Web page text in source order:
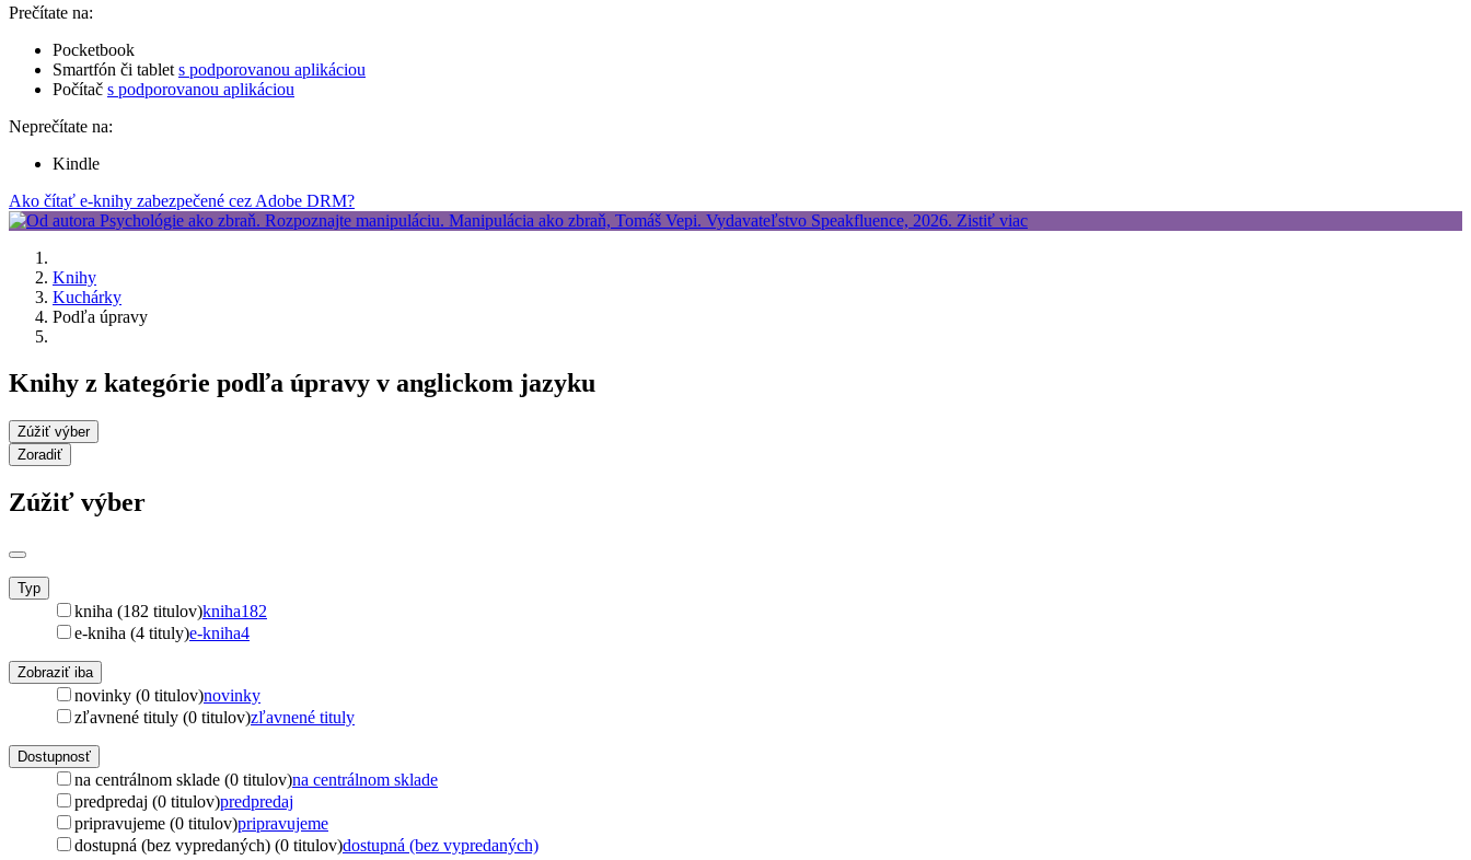
Prečítate na:
Pocketbook
Smartfón či tablet s podporovanou aplikáciou
Počítač s podporovanou aplikáciou
Neprečítate na:
Kindle
Ako čítať e-knihy zabezpečené cez Adobe DRM?
Knihy
Kuchárky
Podľa úpravy
Knihy z kategórie podľa úpravy v anglickom jazyku
Zúžiť výber
Zoradiť
Zúžiť výber
Typ
kniha (182 titulov)kniha182
e-kniha (4 tituly)e-kniha4
Zobraziť iba
novinky (0 titulov)novinky
zľavnené tituly (0 titulov)zľavnené tituly
Dostupnosť
na centrálnom sklade (0 titulov)na centrálnom sklade
predpredaj (0 titulov)predpredaj
pripravujeme (0 titulov)pripravujeme
dostupná (bez vypredaných) (0 titulov)dostupná (bez vypredaných)